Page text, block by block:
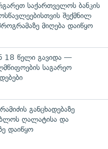
საქართველოს ბანკის
შექმნილ
მიღება დაიწყო
18 წელი გავიდა —
საგარეო
განცხადებაზე
ღალატისა და
დაიწყო